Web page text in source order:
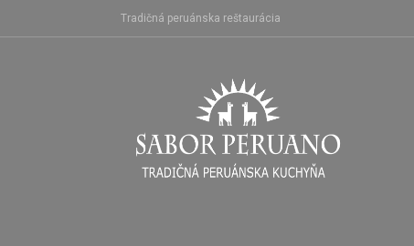
Tradičná peruánska reštaurácia